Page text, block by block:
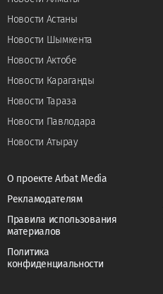
Новости Астаны
Новости Шымкента
Новости Актобе
Новости Караганды
Новости Тараза
Новости Павлодара
Новости Атырау
О проекте Arbat Media
Рекламодателям
Правила использования
материалов
Политика
конфиденциальности